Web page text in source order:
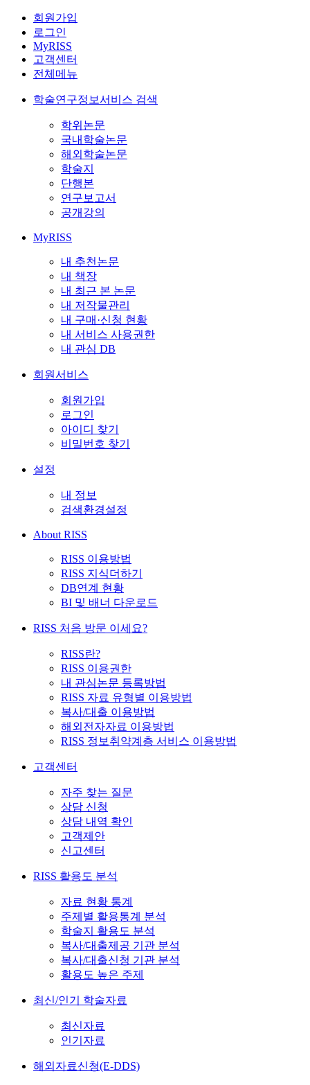
회원가입
로그인
MyRISS
고객센터
전체메뉴
학술연구정보서비스 검색
학위논문
국내학술논문
해외학술논문
학술지
단행본
연구보고서
공개강의
MyRISS
내 추천논문
내 책장
내 최근 본 논문
내 저작물관리
내 구매·신청 현황
내 서비스 사용권한
내 관심 DB
회원서비스
회원가입
로그인
아이디 찾기
비밀번호 찾기
설정
내 정보
검색환경설정
About RISS
RISS 이용방법
RISS 지식더하기
DB연계 현황
BI 및 배너 다운로드
RISS 처음 방문 이세요?
RISS란?
RISS 이용권한
내 관심논문 등록방법
RISS 자료 유형별 이용방법
복사/대출 이용방법
해외전자자료 이용방법
RISS 정보취약계층 서비스 이용방법
고객센터
자주 찾는 질문
상담 신청
상담 내역 확인
고객제안
신고센터
RISS 활용도 분석
자료 현황 통계
주제별 활용통계 분석
학술지 활용도 분석
복사/대출제공 기관 분석
복사/대출신청 기관 분석
활용도 높은 주제
최신/인기 학술자료
최신자료
인기자료
해외자료신청(E-DDS)